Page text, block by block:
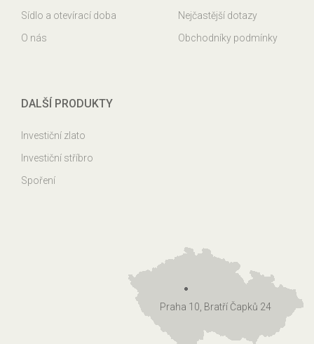
Sídlo a otevírací doba
O nás
Nejčastější dotazy
Obchodníky podmínky
DALŠÍ PRODUKTY
Investiční zlato
Investiční stříbro
Spoření
Praha 10, Bratří Čapků 24